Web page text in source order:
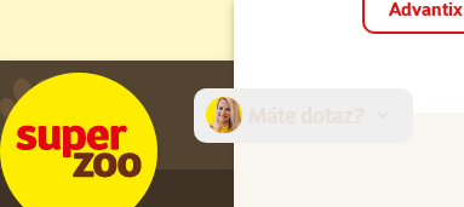
Advantix